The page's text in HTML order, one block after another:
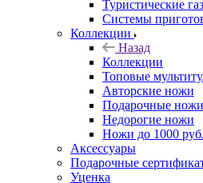
Туристические
Системы
Коллекции
Назад
Коллекции
Топовые
Авторские ножи
Подарочные ножи
Недорогие ножи
Ножи до 1000
Аксессуары
Подарочные
Уценка